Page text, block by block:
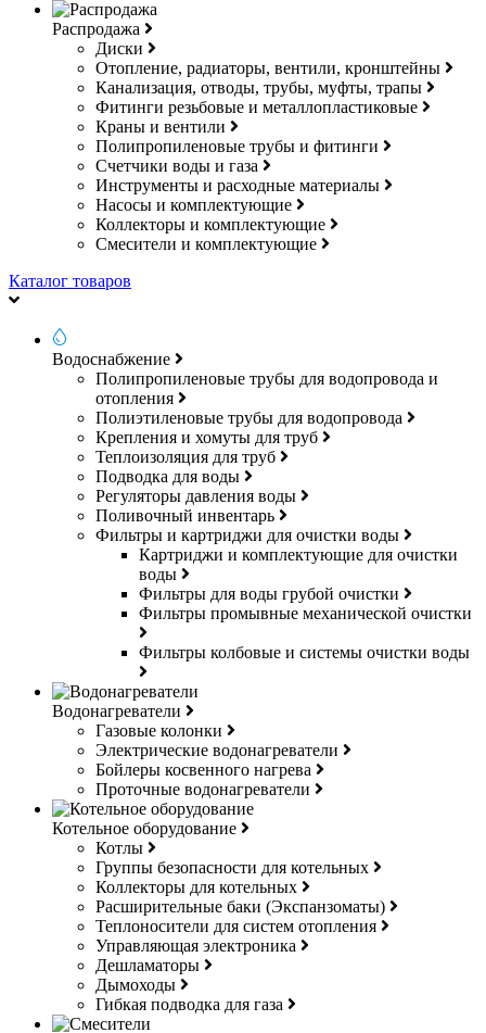
Распродажа
Диски
Отопление, радиаторы, вентили, кронштейны
Канализация, отводы, трубы, муфты, трапы
Фитинги резьбовые и металлопластиковые
Краны и вентили
Полипропиленовые трубы и фитинги
Счетчики воды и газа
Инструменты и расходные материалы
Насосы и комплектующие
Коллекторы и комплектующие
Смесители и комплектующие
Каталог товаров
Водоснабжение
Полипропиленовые трубы для водопровода и
отопления
Полиэтиленовые трубы для водопровода
Крепления и хомуты для труб
Теплоизоляция для труб
Подводка для воды
Регуляторы давления воды
Поливочный инвентарь
Фильтры и картриджи для очистки воды
Картриджи и комплектующие для очистки
воды
Фильтры для воды грубой очистки
Фильтры промывные механической очистки
Фильтры колбовые и системы очистки воды
Водонагреватели
Газовые колонки
Электрические водонагреватели
Бойлеры косвенного нагрева
Проточные водонагреватели
Котельное оборудование
Котлы
Группы безопасности для котельных
Коллекторы для котельных
Расширительные баки (Экспанзоматы)
Теплоносители для систем отопления
Управляющая электроника
Дешламаторы
Дымоходы
Гибкая подводка для газа